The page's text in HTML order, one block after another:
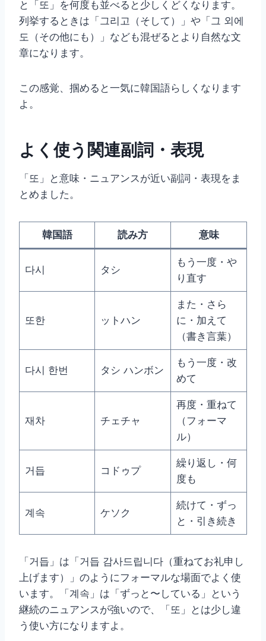
と「또」を何度も並べると少しくどくなります。
列挙するときは「그리고（そして）」や「그 외에
도（その他にも）」なども混ぜるとより自然な文
章になります。
この感覚、掴めると一気に韓国語らしくなります
よ。
よく使う関連副詞・表現
「또」と意味・ニュアンスが近い副詞・表現をま
とめました。
韓国語 読み方 意味
다시 タシ
もう一度・や
り直す
또한 ットハン
また・さら
に・加えて
（書き言葉）
다시 한번 タシ ハンボン
もう一度・改
めて
재차 チェチャ
再度・重ねて
（フォーマ
ル）
거듭 コドゥプ
繰り返し・何
度も
계속 ケソク
続けて・ずっ
と・引き続き
「거듭」は「거듭 감사드립니다（重ねてお礼申し
上げます）」のようにフォーマルな場面でよく使
います。「계속」は「ずっと〜している」という
継続のニュアンスが強いので、「또」とは少し違
う使い方になりますよ。